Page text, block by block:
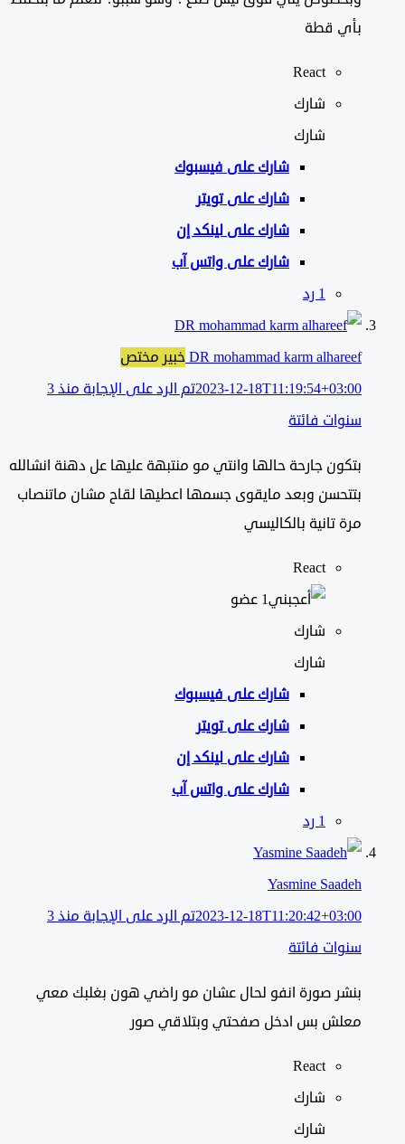
بأي قطة
React
شارك
شارك علىفيسبوك
شارك على تويتر
شارك على لينكد إن
شارك على واتس آب
DR mohammad karm alhareefخبير مختص
2023-12-18T11:19:54+03:00
تم الرد على الإجابة منذ 3
سنوات فائتة
بتكون جارحة حالها وانتي مو منتبهة عليها عل دهنة انشالله
بتتحسن وبعد مايقوى جسمها اعطيها لقاح مشان ماتنصاب
مرة تانية بالكاليسي
React
‫1 عضو
شارك
شارك علىفيسبوك
شارك على تويتر
شارك على لينكد إن
شارك على واتس آب
Yasmine Saadeh
2023-12-18T11:20:42+03:00
تم الرد على الإجابة منذ 3
سنوات فائتة
بنشر صورة انفو لحال عشان مو راضي هون بغلبك معي
معلش بس ادخل صفحتي وبتلاقي صور
React
شارك